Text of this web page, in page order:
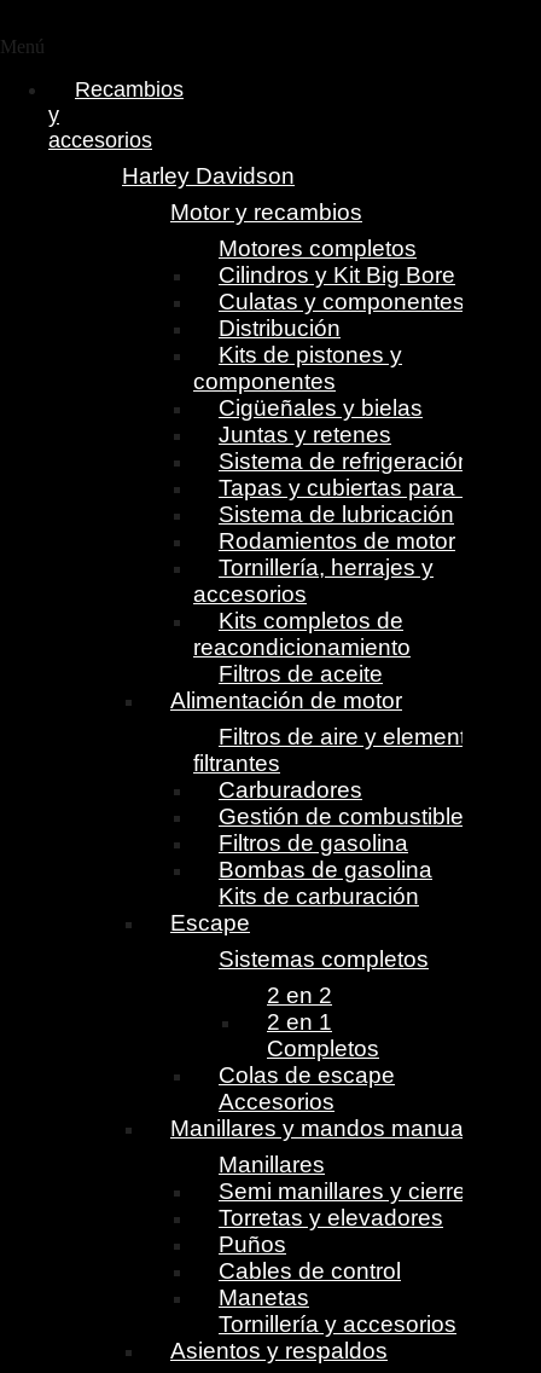
Menú
Recambios
y
accesorios
Harley Davidson
Motor y recambios
Motores completos
Cilindros y Kit Big Bore
Culatas y componentes
Distribución
Kits de pistones y
componentes
Cigüeñales y bielas
Juntas y retenes
Sistema de refrigeración
Tapas y cubiertas para motor
Sistema de lubricación
Rodamientos de motor
Tornillería, herrajes y
accesorios
Kits completos de
reacondicionamiento
Filtros de aceite
Alimentación de motor
Filtros de aire y elementos
filtrantes
Carburadores
Gestión de combustible
Filtros de gasolina
Bombas de gasolina
Kits de carburación
Escape
Sistemas completos
2 en 2
2 en 1
Completos
Colas de escape
Accesorios
Manillares y mandos manuales
Manillares
Semi manillares y cierres
Torretas y elevadores
Puños
Cables de control
Manetas
Tornillería y accesorios
Asientos y respaldos